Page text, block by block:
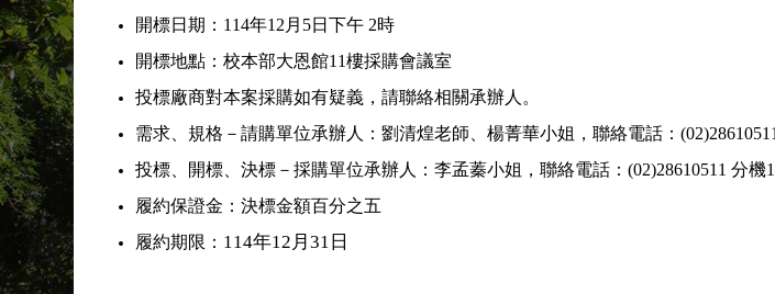
開標日期：114年12月5日下午 2時
開標地點：校本部大恩館11樓採購會議室
投標廠商對本案採購如有疑義，請聯絡相關承辦人。
需求、規格－請購單位承辦人：劉清煌老師、楊菁華小姐，聯絡電話：
投標、開標、決標－採購單位承辦人：李孟蓁小姐，聯絡電話：(02)28610511 分機
履約保證金：決標金額百分之五
履約期限： 114年12月31日